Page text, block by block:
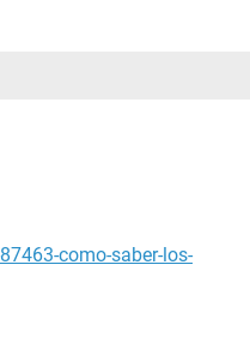
como-saber-los-